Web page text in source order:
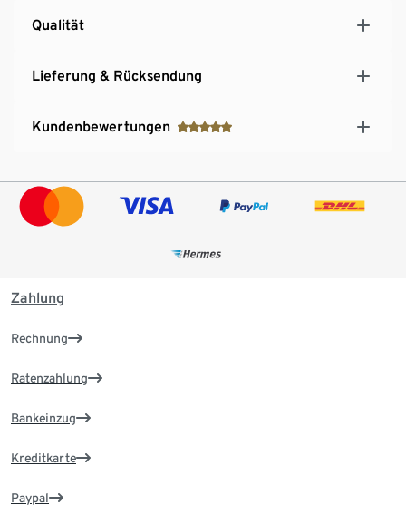
Qualität
Lieferung & Rücksendung
Kundenbewertungen
Zahlung
Rechnung
Ratenzahlung
Bankeinzug
Kreditkarte
Paypal